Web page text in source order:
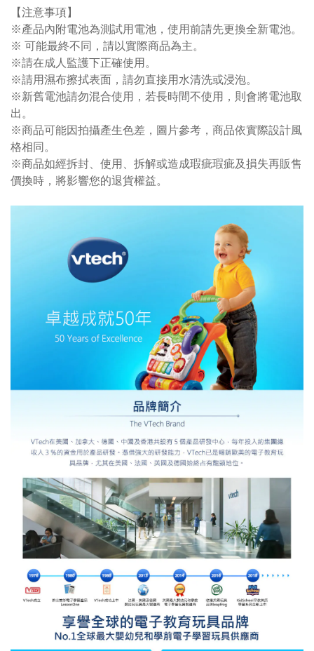
【注意事項】
※產品內附電池為測試用電池，使用前請先更換全新電池。
※ 可能最終不同，請以實際商品為主。
※請在成人監護下正確使用。
※請用濕布擦拭表面，請勿直接用水清洗或浸泡。
※新舊電池請勿混合使用，若長時間不使用，則會將電池取
出。
※商品可能因拍攝產生色差，圖片參考，商品依實際設計風
格相同。
※商品如經拆封、使用、拆解或造成瑕疵瑕疵及損失再販售
價換時，將影響您的退貨權益。